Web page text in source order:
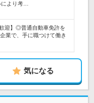
より考…
迎】◎普通自動車免許を
業で、手に職つけて働き
気になる